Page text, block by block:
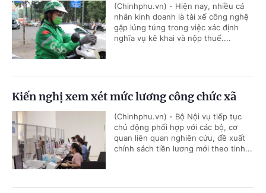
(Chinhphu.vn) - Hiện nay, nhiều cá
nhân kinh doanh là tài xế công nghệ
gặp lúng túng trong việc xác định
nghĩa vụ kê khai và nộp thuế....
Kiến nghị xem xét mức lương công chức xã
(Chinhphu.vn) - Bộ Nội vụ tiếp tục
chủ động phối hợp với các bộ, cơ
quan liên quan nghiên cứu, đề xuất
chính sách tiền lương mới theo tinh...